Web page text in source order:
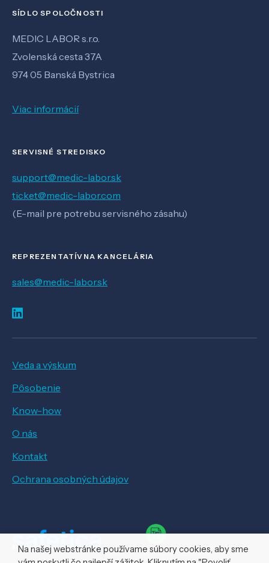
SÍDLO SPOLOČNOSTI
MEDIC LABOR s.r.o.
Zvolenská cesta 37A
974 05 Banská Bystrica
Viac informácií
SERVISNÉ STREDISKO
support@medic-labor.sk
ticket@medic-labor.com
(E-mail pre potrebu servisného zásahu)
REPREZENTATÍVNA KANCELÁRIA
sales@medic-labor.sk
Veda a výskum
Pôsobenie
Know-how
O nás
Kontakt
Ochrana osobných údajov
Na našej webstránke používame súbory cookies, aby sme